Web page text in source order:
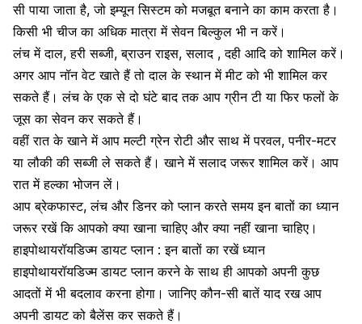
सी पाया जाता है, जो इम्यून सिस्टम को मजबूत बनाने का काम करता है।
किसी भी चीज का अधिक मात्रा में सेवन बिल्कुल भी न करें।
लंच में दाल, हरी सब्जी, ब्राउन राइस, सलाद , दही आदि को शामिल करें।
अगर आप नॉन वेट खाते हैं तो दाल के स्थान में मीट को भी शामिल कर
सकते हैं। लंच के एक से दो घंटे बाद तक आप ग्रीन टी या फिर फलों के
जूस का सेवन कर सकते हैं।
वहीं रात के खाने में आप मल्टी ग्रेन रोटी और साथ में परवल, पनीर-मटर
या लौकी की सब्जी ले सकते हैं। खाने में सलाद जरूर शामिल करें। आप
रात में हल्का भोजन लें।
आप ब्रेकफास्ट, लंच और डिनर को प्लान करते समय इन बातों का ध्यान
जरूर रखें कि आपको क्या खाना चाहिए और क्या नहीं खाना चाहिए।
हाइपोथायरॉयडिज्म डायट प्लान : इन बातों का रखें ध्यान
हाइपोथायरॉयडिज्म डायट प्लान करने के साथ ही आपको अपनी कुछ
आदतों में भी बदलाव करना होगा। जानिए कौन-सी बातें याद रख आप
अपनी डायट को बैलेंस कर सकते हैं।